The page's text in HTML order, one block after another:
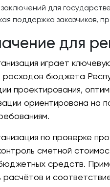
для
поддержка заказчиков,
для
играет
бюджета
проектирования,
ориентирована на
по проверке
сметной
средств.
расчётов и